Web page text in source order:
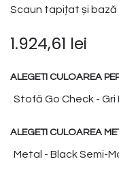
Scaun tapițat și
1.924,61 lei
ALEGETI CULOAREA
ALEGETI CULOAREA